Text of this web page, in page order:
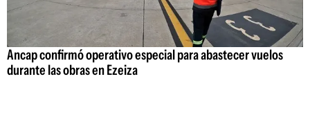
Ancap confirmó operativo especial para abastecer vuelos
durante las obras en Ezeiza